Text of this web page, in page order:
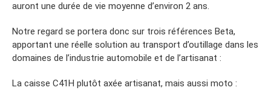
auront une durée de vie moyenne d’environ 2 ans.
Notre regard se portera donc sur trois références Beta,
apportant une réelle solution au transport d’outillage dans les
domaines de l’industrie automobile et de l’artisanat :
La caisse C41H plutôt axée artisanat, mais aussi moto :